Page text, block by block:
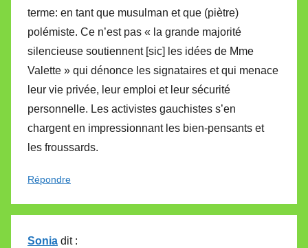
terme: en tant que musulman et que (piètre)
polémiste. Ce n’est pas « la grande majorité
silencieuse soutiennent [sic] les idées de Mme
Valette » qui dénonce les signataires et qui menace
leur vie privée, leur emploi et leur sécurité
personnelle. Les activistes gauchistes s’en
chargent en impressionnant les bien-pensants et
les froussards.
Répondre
Sonia dit :